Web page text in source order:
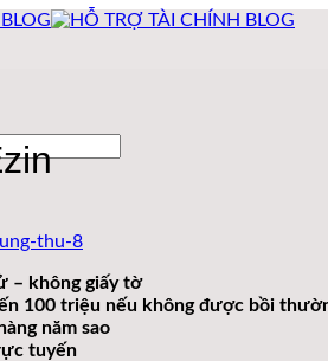
– không giấy tờ
100 triệu nếu không được bồi
năm sao
tuyến